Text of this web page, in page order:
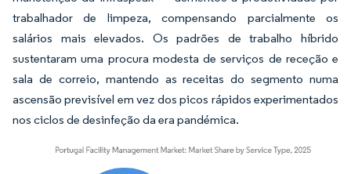
trabalhador de limpeza, compensando parcialmente os
salários mais elevados. Os padrões de trabalho híbrido
sustentaram uma procura modesta de serviços de receção e
sala de correio, mantendo as receitas do segmento numa
ascensão previsível em vez dos picos rápidos experimentados
nos ciclos de desinfeção da era pandémica.